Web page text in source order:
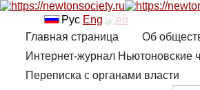
Рус Eng
Главная страница
Об
Интернет-журнал Ньютоновские
Переписка с органами власти